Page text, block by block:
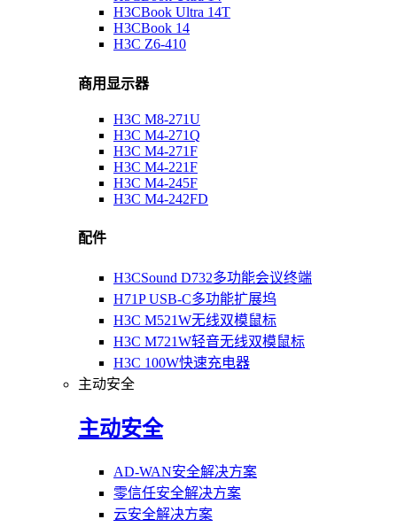
H3CBook Ultra 14T
H3CBook 14
H3C Z6-410
商用显示器
H3C M8-271U
H3C M4-271Q
H3C M4-271F
H3C M4-221F
H3C M4-245F
H3C M4-242FD
配件
H3CSound D732多功能会议终端
H71P USB-C多功能扩展坞
H3C M521W无线双模鼠标
H3C M721W轻音无线双模鼠标
H3C 100W快速充电器
主动安全
主动安全
AD-WAN安全解决方案
零信任安全解决方案
云安全解决方案